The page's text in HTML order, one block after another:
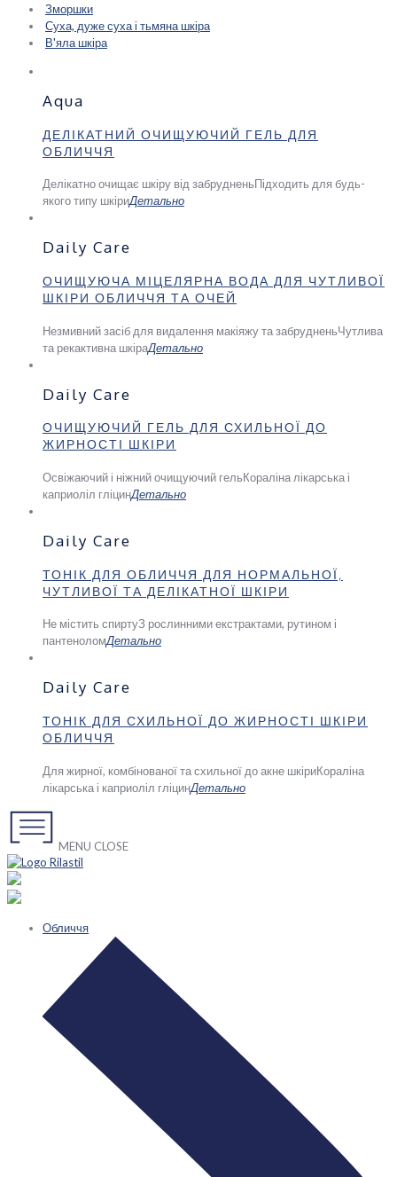
Зморшки
Суха, дуже суха і тьмяна шкіра
В'яла шкіра
Aqua
ДЕЛІКАТНИЙ ОЧИЩУЮЧИЙ ГЕЛЬ ДЛЯ
ОБЛИЧЧЯ
Делікатно очищає шкіру від забрудненьПідходить для будь-
якого типу шкіриДетально
Daily Care
ОЧИЩУЮЧА МІЦЕЛЯРНА ВОДА ДЛЯ ЧУТЛИВОЇ
ШКІРИ ОБЛИЧЧЯ ТА ОЧЕЙ
Незмивний засіб для видалення макіяжу та забрудненьЧутлива
та рекактивна шкіраДетально
Daily Care
ОЧИЩУЮЧИЙ ГЕЛЬ ДЛЯ СХИЛЬНОЇ ДО
ЖИРНОСТІ ШКІРИ
Освіжаючий і ніжний очищуючий гельКораліна лікарська і
каприоліл гліцинДетально
Daily Care
ТОНІК ДЛЯ ОБЛИЧЧЯ ДЛЯ НОРМАЛЬНОЇ,
ЧУТЛИВОЇ ТА ДЕЛІКАТНОЇ ШКІРИ
Не містить спиртуЗ рослинними екстрактами, рутином і
пантеноломДетально
Daily Care
ТОНІК ДЛЯ СХИЛЬНОЇ ДО ЖИРНОСТІ ШКІРИ
ОБЛИЧЧЯ
Для жирної, комбінованої та схильної до акне шкіриКораліна
лікарська і каприоліл гліцинДетально
MENU CLOSE
Обличчя